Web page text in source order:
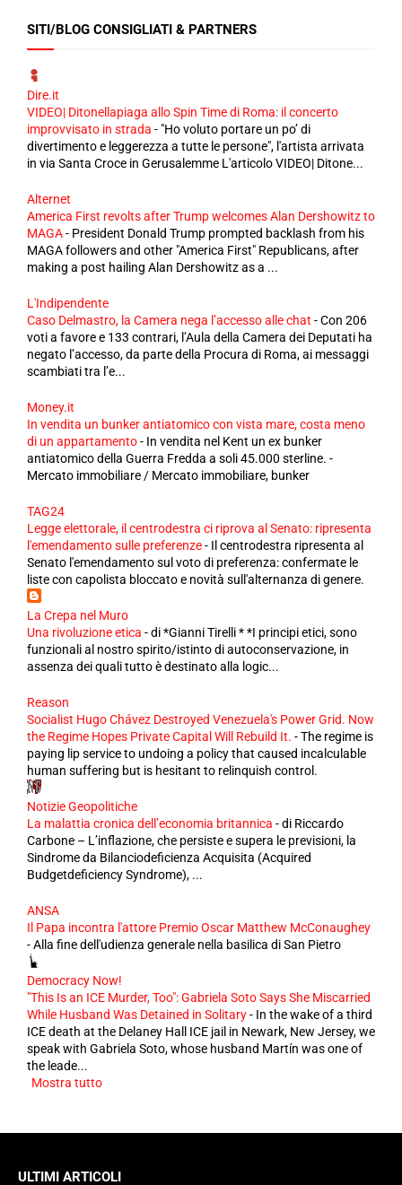
SITI/BLOG CONSIGLIATI & PARTNERS
Dire.it
VIDEO| Ditonellapiaga allo Spin Time di Roma: il concerto
improvvisato in strada - "Ho voluto portare un po’ di
divertimento e leggerezza a tutte le persone", l'artista arrivata
in via Santa Croce in Gerusalemme L'articolo VIDEO| Ditone...
Alternet
America First revolts after Trump welcomes Alan Dershowitz to
MAGA- President Donald Trump prompted backlash from his
MAGA followers and other "America First" Republicans, after
making a post hailing Alan Dershowitz as a ...
L'Indipendente
Caso Delmastro, la Camera nega l’accesso alle chat -Con 206
voti a favore e 133 contrari, l’Aula della Camera dei Deputati ha
negato l’accesso, da parte della Procura di Roma, ai messaggi
scambiati tra l’e...
Money.it
In vendita un bunker antiatomico con vista mare, costa meno
di un appartamento- In vendita nel Kent un ex bunker
antiatomico della Guerra Fredda a soli 45.000 sterline. -
Mercato immobiliare / Mercato immobiliare, bunker
TAG24
Legge elettorale, il centrodestra ci riprova al Senato: ripresenta
l'emendamento sulle preferenze- Il centrodestra ripresenta al
Senato l'emendamento sul voto di preferenza: confermate le
liste con capolista bloccato e novità sull'alternanza di genere.
La Crepa nel Muro
Una rivoluzione etica -di *Gianni Tirelli * *I principi etici, sono
funzionali al nostro spirito/istinto di autoconservazione, in
assenza dei quali tutto è destinato alla logic...
Reason
Socialist Hugo Chávez Destroyed Venezuela's Power Grid. Now
the Regime Hopes Private Capital Will Rebuild It. -The regime is
paying lip service to undoing a policy that caused incalculable
human suffering but is hesitant to relinquish control.
Notizie Geopolitiche
La malattia cronica dell’economia britannica -di Riccardo
Carbone – L’inflazione, che persiste e supera le previsioni, la
Sindrome da Bilanciodeficienza Acquisita (Acquired
Budgetdeficiency Syndrome), ...
ANSA
Il Papa incontra l'attore Premio Oscar Matthew McConaughey
-Alla fine dell'udienza generale nella basilica di San Pietro
Democracy Now!
"This Is an ICE Murder, Too": Gabriela Soto Says She Miscarried
While Husband Was Detained in Solitary- In the wake of a third
ICE death at the Delaney Hall ICE jail in Newark, New Jersey, we
speak with Gabriela Soto, whose husband Martín was one of
the leade...
Mostra tutto
ULTIMI ARTICOLI